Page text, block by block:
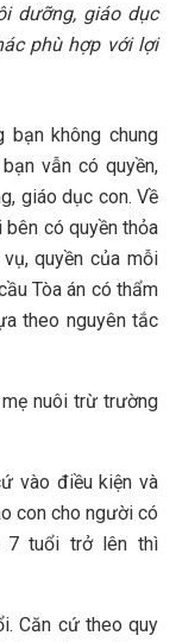
dưỡng, giáo dục
phù hợp với lợi
bạn không chung
vẫn có quyền,
giáo dục con. Về
có quyền thỏa
quyền của mỗi
Tòa án có thẩm
theo nguyên tắc
nuôi trừ trường
vào điều kiện và
con cho người có
7 tuổi trở lên thì
Căn cứ theo quy